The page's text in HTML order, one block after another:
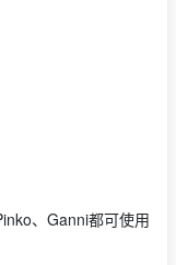
、Ganni都可使用